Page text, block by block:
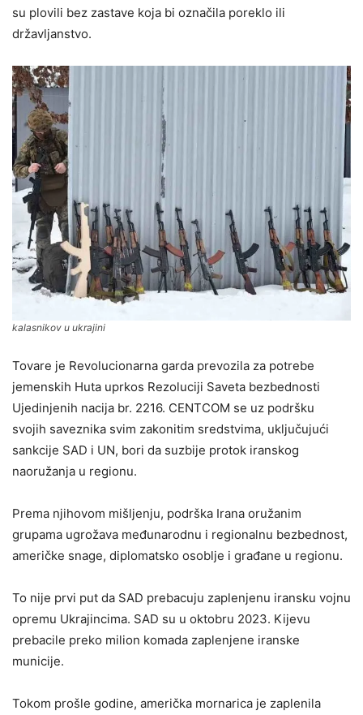
su plovili bez zastave koja bi označila poreklo ili
državljanstvo.
kalasnikov u ukrajini
Tovare je Revolucionarna garda prevozila za potrebe
jemenskih Huta uprkos Rezoluciji Saveta bezbednosti
Ujedinjenih nacija br. 2216. CENTCOM se uz podršku
svojih saveznika svim zakonitim sredstvima, uključujući
sankcije SAD i UN, bori da suzbije protok iranskog
naoružanja u regionu.
Prema njihovom mišljenju, podrška Irana oružanim
grupama ugrožava međunarodnu i regionalnu bezbednost,
američke snage, diplomatsko osoblje i građane u regionu.
To nije prvi put da SAD prebacuju zaplenjenu iransku vojnu
opremu Ukrajincima. SAD su u oktobru 2023. Kijevu
prebacile preko milion komada zaplenjene iranske
municije.
Tokom prošle godine, američka mornarica je zaplenila